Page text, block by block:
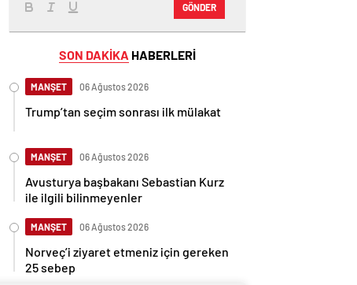
GÖNDER
SON DAKİKA HABERLERİ
MANŞET 06 Ağustos 2026
Trump’tan seçim sonrası ilk mülakat
MANŞET 06 Ağustos 2026
Avusturya başbakanı Sebastian Kurz
ile ilgili bilinmeyenler
MANŞET 06 Ağustos 2026
Norveç’i ziyaret etmeniz için gereken
25 sebep